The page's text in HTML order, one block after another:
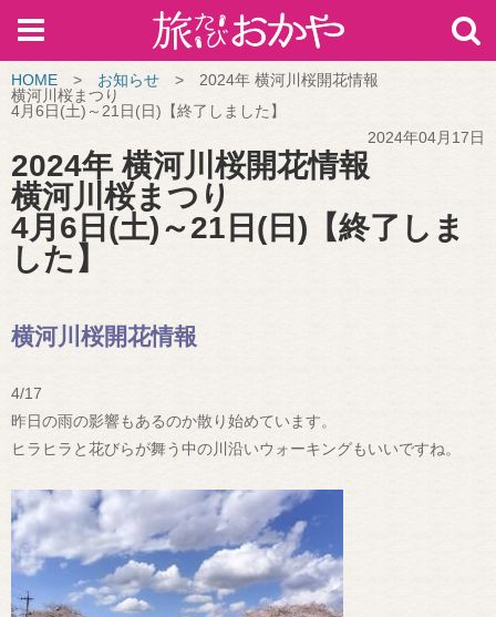
HOME > お知らせ > 2024年 横河川桜開花情報
横河川桜まつり
4月6日(土)～21日(日)【終了しました】
2024年04月17日
2024年 横河川桜開花情報
横河川桜まつり
4月6日(土)～21日(日)【終了しま
した】
横河川桜開花情報
4/17
昨日の雨の影響もあるのか散り始めています。
ヒラヒラと花びらが舞う中の川沿いウォーキングもいいですね。